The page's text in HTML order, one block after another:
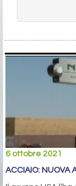
6 ottobre 2021
ACCIAIO: NUOVA